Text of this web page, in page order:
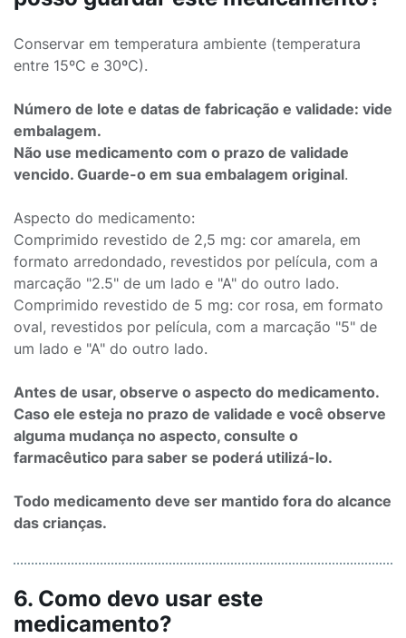
Conservar em temperatura ambiente (temperatura
entre 15ºC e 30ºC).
Número de lote e datas de fabricação e validade: vide
embalagem.
Não use medicamento com o prazo de validade
vencido. Guarde-o em sua embalagem original.
Aspecto do medicamento:
Comprimido revestido de 2,5 mg: cor amarela, em
formato arredondado, revestidos por película, com a
marcação "2.5" de um lado e "A" do outro lado.
Comprimido revestido de 5 mg: cor rosa, em formato
oval, revestidos por película, com a marcação "5" de
um lado e "A" do outro lado.
Antes de usar, observe o aspecto do medicamento.
Caso ele esteja no prazo de validade e você observe
alguma mudança no aspecto, consulte o
farmacêutico para saber se poderá utilizá-lo.
Todo medicamento deve ser mantido fora do alcance
das crianças.
6. Como devo usar este
medicamento?